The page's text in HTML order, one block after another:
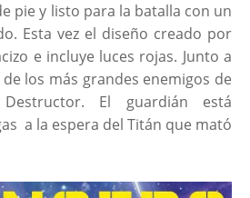
pie y listo para la batalla con un
Esta vez el diseño creado por
e incluye luces rojas. Junto a
los más grandes enemigos de
El guardián está
a la espera del Titán que mató